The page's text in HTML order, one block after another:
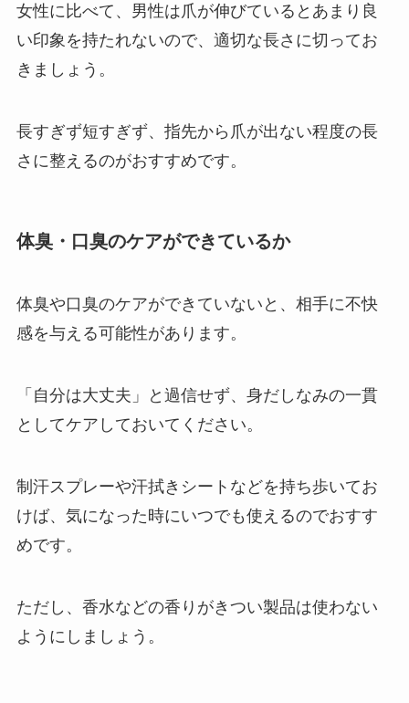
女性に比べて、男性は爪が伸びているとあまり良
い印象を持たれないので、適切な長さに切ってお
きましょう。
長すぎず短すぎず、指先から爪が出ない程度の長
さに整えるのがおすすめです。
体臭・口臭のケアができているか
体臭や口臭のケアができていないと、相手に不快
感を与える可能性があります。
「自分は大丈夫」と過信せず、身だしなみの一貫
としてケアしておいてください。
制汗スプレーや汗拭きシートなどを持ち歩いてお
けば、気になった時にいつでも使えるのでおすす
めです。
ただし、香水などの香りがきつい製品は使わない
ようにしましょう。